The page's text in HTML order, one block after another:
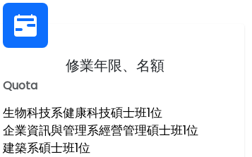
修業年限、名額
Quota
生物科技系健康科技碩士班1位
企業資訊與管理系經營管理碩士班1位
建築系碩士班1位